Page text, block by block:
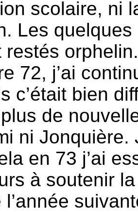
scolaire, ni
Les
restés
72, j’ai
c’était bien
de
ni Jonquière.
en 73 j’ai
à soutenir